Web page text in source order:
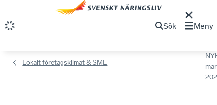
Sök Meny
Lokalt företagsklimat & SME